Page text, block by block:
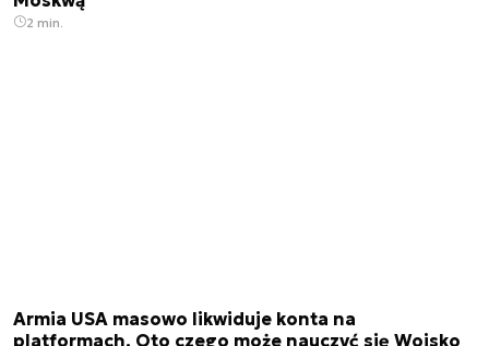
2 min.
Armia USA masowo likwiduje konta na
platformach. Oto czego może nauczyć się Wojsko